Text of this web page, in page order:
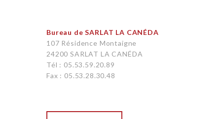
Bureau de SARLAT LA CANÉDA
107 Résidence Montaigne
24200 SARLAT LA CANÉDA
Tél : 05.53.59.20.89
Fax : 05.53.28.30.48